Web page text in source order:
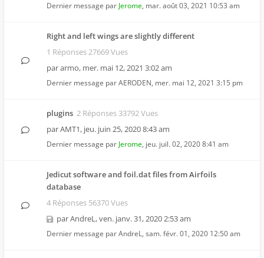
Dernier message par Jerome, mar. août 03, 2021 10:53 am
Right and left wings are slightly different
1 Réponses 27669 Vues
pararmo, mer. mai 12, 2021 3:02 am
Dernier message parAERODEN, mer. mai 12, 2021 3:15 pm
plugins 2 Réponses 33792 Vues
parAMT1, jeu. juin 25, 2020 8:43 am
Dernier message par Jerome, jeu. juil. 02, 2020 8:41 am
Jedicut software and foil.dat files from Airfoils
database
4 Réponses 56370 Vues
parAndreL,ven. janv. 31, 2020 2:53 am
Dernier message parAndreL, sam. févr. 01, 2020 12:50 am